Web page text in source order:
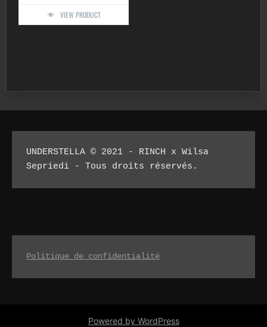
VIEW PRODUCT
UNDERSTELLA © 2021 - RINCH x Wilsa
Sepriedi - Tous droits réservés.
Politique de confidentialité
Powered by WordPress